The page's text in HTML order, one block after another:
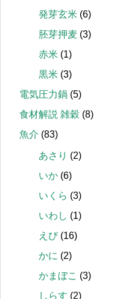
発芽玄米 (6)
胚芽押麦 (3)
赤米 (1)
黒米 (3)
電気圧力鍋 (5)
食材解説 雑穀 (8)
魚介 (83)
あさり (2)
いか (6)
いくら (3)
いわし (1)
えび(16)
かに (2)
かまぼこ (3)
しらす (2)